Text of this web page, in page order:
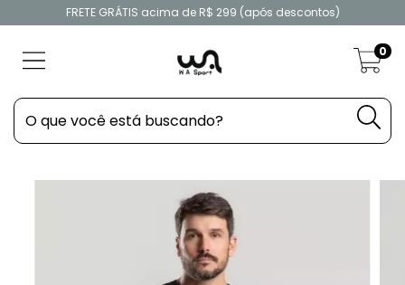
FRETE GRÁTIS acima de R$ 299 (após descontos)
0